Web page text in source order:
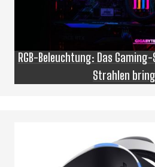
RGB-Beleuchtung: Das
Strahlen